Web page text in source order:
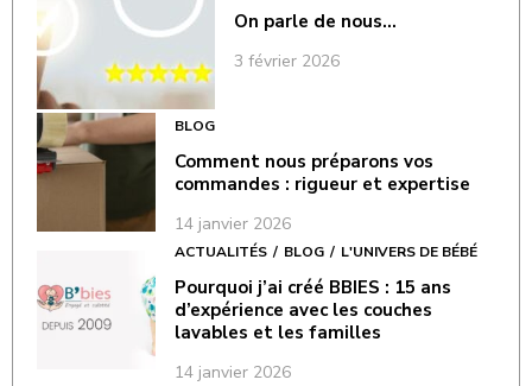
On parle de nous…
3 février 2026
BLOG
Comment nous préparons vos
commandes : rigueur et expertise
14 janvier 2026
ACTUALITÉS BLOG L'UNIVERS DE BÉBÉ
Pourquoi j’ai créé BBIES : 15 ans
d’expérience avec les couches
lavables et les familles
14 janvier 2026